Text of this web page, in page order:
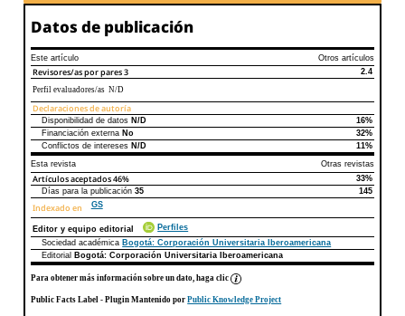
Datos de publicación
Este artículo Otros artículos
Revisores/as por pares3
2.4
Perfil evaluadores/as N/D
Declaraciones de autoría
Declaraciones de autoríaEste artículo
Disponibilidad de datos N/D
16%
Financiación externa No
32%
Conflictos de intereses N/D
11%
Esta revista
Otras revistas
Artículos aceptados46%
33%
Días para la publicación35 145
Indexado en GS
Editor y equipo editorial
Perfiles
Sociedad académica Bogotá: Corporación Universitaria Iberoamericana
Editorial
Bogotá: Corporación Universitaria Iberoamericana
Para obtener más información sobre un dato, haga clic
Public Facts Label - Plugin Mantenido porPublic Knowledge Project